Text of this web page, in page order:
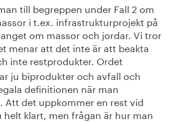
till begreppen under Fall 2 om
i t.ex. infrastrukturprojekt på
om massor och jordar. Vi tror
menar att det inte är att beakta
inte restprodukter. Ordet
ju biprodukter och avfall och
definitionen när man
Att det uppkommer en rest vid
klart, men frågan är hur man